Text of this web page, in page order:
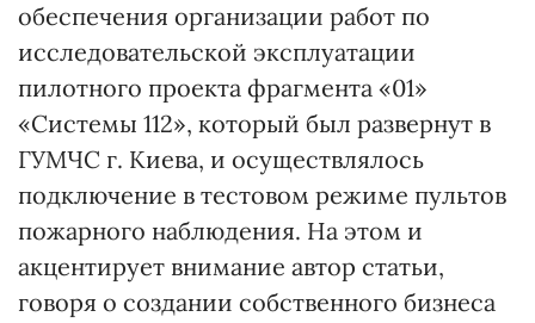
обеспечения организации работ по
исследовательской эксплуатации
пилотного проекта фрагмента «01»
«Системы 112», который был развернут в
ГУМЧС г. Киева, и осуществлялось
подключение в тестовом режиме пультов
пожарного наблюдения. На этом и
акцентирует внимание автор статьи,
говоря о создании собственного бизнеса